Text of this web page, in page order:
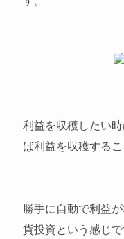
利益を収穫したい
ば利益を収穫するこ
勝手に自動で利益
貨投資という感じで